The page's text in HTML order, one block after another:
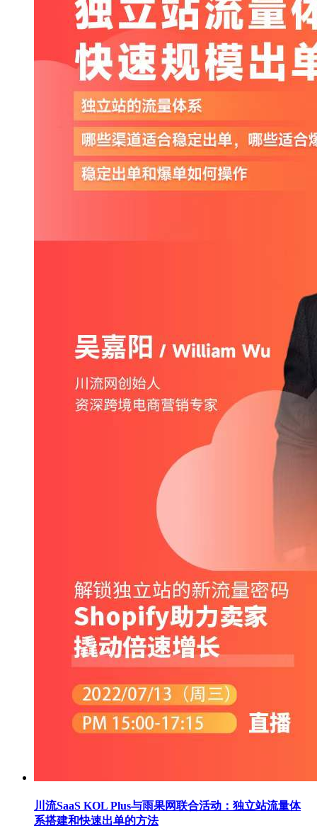
川流SaaS KOL Plus与雨果网联合活动：独立站流量体
系搭建和快速出单的方法